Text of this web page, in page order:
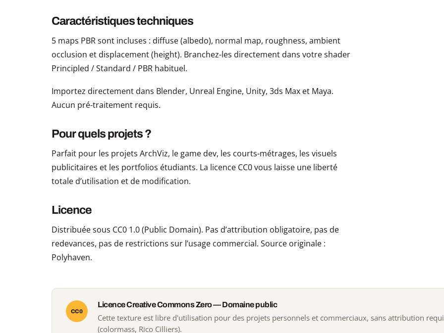
Caractéristiques techniques
5 maps PBR sont incluses : diffuse (albedo), normal map, roughness, ambient
occlusion et displacement (height). Branchez-les directement dans votre shader
Principled / Standard / PBR habituel.
Importez directement dans Blender, Unreal Engine, Unity, 3ds Max et Maya.
Aucun pré-traitement requis.
Pour quels projets ?
Parfait pour les projets ArchViz, le game dev, les courts-métrages, les visuels
publicitaires et les portfolios étudiants. La licence CC0 vous laisse une liberté
totale d’utilisation et de modification.
Licence
Distribuée sous CC0 1.0 (Public Domain). Pas d’attribution obligatoire, pas de
redevances, pas de restrictions sur l’usage commercial. Source originale :
Polyhaven.
CC0
Licence Creative Commons Zero — Domaine public
Cette texture est libre d'utilisation pour des projets personnels et commerciaux, sans attribution
(colormass, Rico Cilliers).